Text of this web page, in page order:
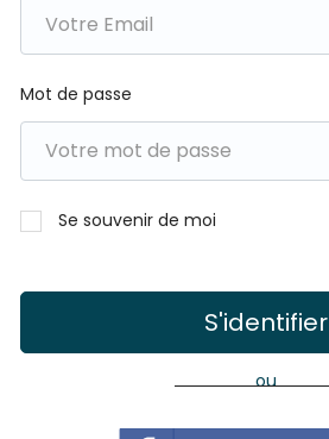
Mot de passe
Se souvenir de moi
S'identifier
ou